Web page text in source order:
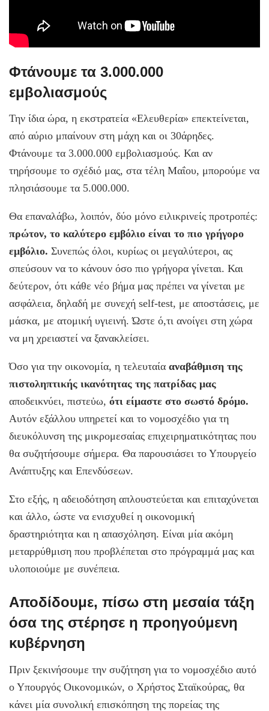
Φτάνουμε τα 3.000.000
εμβολιασμούς
Την ίδια ώρα, η εκστρατεία «Ελευθερία» επεκτείνεται,
από αύριο μπαίνουν στη μάχη και οι 30άρηδες.
Φτάνουμε τα 3.000.000 εμβολιασμούς. Και αν
τηρήσουμε το σχέδιό μας, στα τέλη Μαΐου, μπορούμε να
πλησιάσουμε τα 5.000.000.
Θα επαναλάβω, λοιπόν, δύο μόνο ειλικρινείς προτροπές:
πρώτον, το καλύτερο εμβόλιο είναι το πιο γρήγορο
εμβόλιο. Συνεπώς όλοι, κυρίως οι μεγαλύτεροι, ας
σπεύσουν να το κάνουν όσο πιο γρήγορα γίνεται. Και
δεύτερον, ότι κάθε νέο βήμα μας πρέπει να γίνεται με
ασφάλεια, δηλαδή με συνεχή self-test, με αποστάσεις, με
μάσκα, με ατομική υγιεινή. Ώστε ό,τι ανοίγει στη χώρα
να μη χρειαστεί να ξανακλείσει.
Όσο για την οικονομία, η τελευταία αναβάθμιση της
πιστοληπτικής ικανότητας της πατρίδας μας
αποδεικνύει, πιστεὐω, ότι είμαστε στο σωστό δρόμο.
Αυτόν εξάλλου υπηρετεί και το νομοσχέδιο για τη
διευκόλυνση της μικρομεσαίας επιχειρηματικότητας που
θα συζητήσουμε σήμερα. Θα παρουσιάσει το Υπουργείο
Ανάπτυξης και Επενδύσεων.
Στο εξής, η αδειοδότηση απλουστεύεται και επιταχύνεται
και άλλο, ώστε να ενισχυθεί η οικονομική
δραστηριότητα και η απασχόληση. Είναι μία ακόμη
μεταρρύθμιση που προβλέπεται στο πρόγραμμά μας και
υλοποιούμε με συνέπεια.
Αποδίδουμε, πίσω στη μεσαία τάξη
όσα της στέρησε η προηγούμενη
κυβέρνηση
Πριν ξεκινήσουμε την συζήτηση για το νομοσχέδιο αυτό
ο Υπουργός Οικονομικών, ο Χρήστος Σταϊκούρας, θα
κάνει μία συνολική επισκόπηση της πορείας της